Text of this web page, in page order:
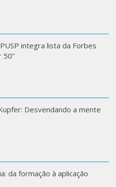
integra lista da Forbes
50”
Desvendando a mente
da formação à aplicação